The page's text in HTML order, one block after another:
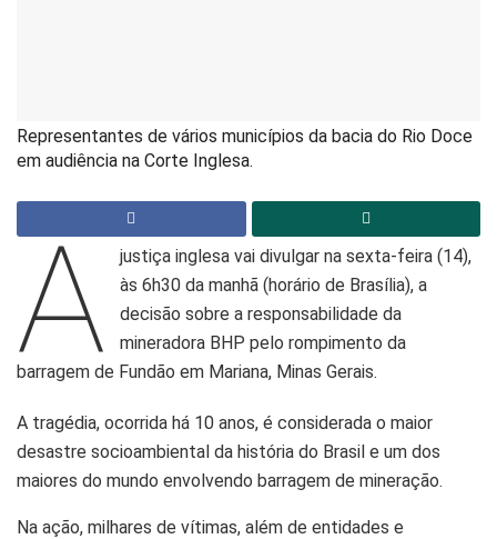
Representantes de vários municípios da bacia do Rio Doce
em audiência na Corte Inglesa.
A
justiça inglesa vai divulgar na sexta-feira (14),
às 6h30 da manhã (horário de Brasília), a
decisão sobre a responsabilidade da
mineradora BHP pelo rompimento da
barragem de Fundão em Mariana, Minas Gerais.
A tragédia, ocorrida há 10 anos, é considerada o maior
desastre socioambiental da história do Brasil e um dos
maiores do mundo envolvendo barragem de mineração.
Na ação, milhares de vítimas, além de entidades e